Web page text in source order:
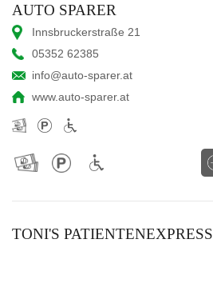
AUTO SPARER
Innsbruckerstraße 21
05352 62385
info@auto-sparer.at
www.auto-sparer.at
TONI'S PATIENTENEXPRESS